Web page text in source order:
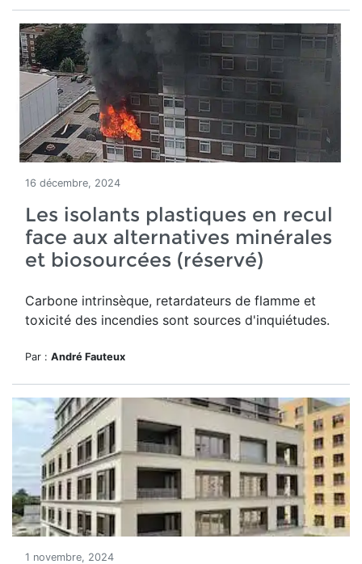
16 décembre, 2024
Les isolants plastiques en recul
face aux alternatives minérales
et biosourcées (réservé)
Carbone intrinsèque, retardateurs de flamme et
toxicité des incendies sont sources d'inquiétudes.
Par : André Fauteux
1 novembre, 2024